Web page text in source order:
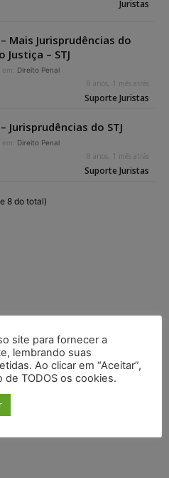
Juristas
Mais Jurisprudências do
– STJ
em: Direito Penal
8 anos, 1 mês atrás
Suporte Juristas
Jurisprudências do STJ
em: Direito Penal
8 anos, 1 mês atrás
Suporte Juristas
8 do total)
site para fornecer a
lembrando suas
Ao clicar em “Aceitar”,
TODOS os cookies.